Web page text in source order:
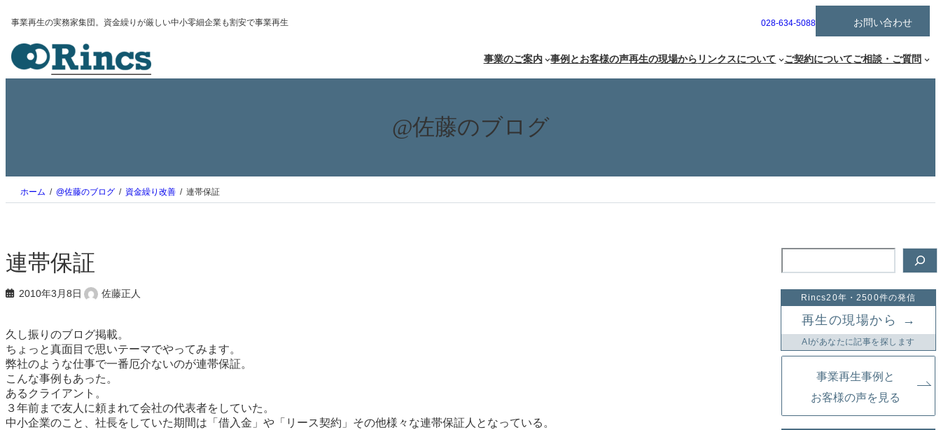
容
ス
キ
事業再生の実務家集団。資金繰りが厳しい中小零細企業も割安で事業再生
ア
ン
リ
ン
028-634-5088
グ
ー
お問い合わせ
事業のご案内 事例とお客様の声再生の現場から リンクスについて ご契約についてご相談・ご質問
@佐藤のブログ
ホーム @佐藤のブログ 資金繰り改善 連帯保証
連帯保証
2010年3月8日 佐藤正人
久し振りのブログ掲載。
ちょっと真面目で思いテーマでやってみます。
弊社のような仕事で一番厄介ないのが連帯保証。
こんな事例もあった。
あるクライアント。
３年前まで友人に頼まれて会社の代表者をしていた。
中小企業のこと、社長をしていた期間は「借入金」や「リース契約」その他様々な連帯保証人となっている。
Rincs20年・2500件の発信
再生の現場から →
AIがあなたに記事を探します
事業再生事例と
お客様の声を見る